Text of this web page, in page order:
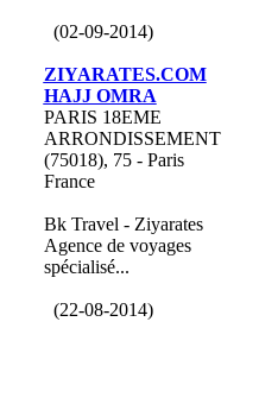
(02-09-2014)
ZIYARATES.COM
HAJJ OMRA
PARIS 18EME
ARRONDISSEMENT
(75018), 75 - Paris
France
Bk Travel - Ziyarates
Agence de voyages
spécialisé...
(22-08-2014)